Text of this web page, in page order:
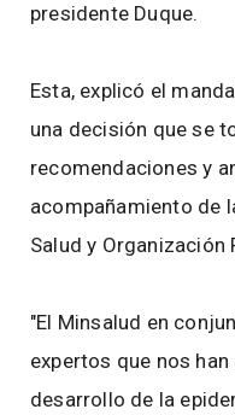
presidente Duque.
Esta, explicó el
una decisión que se
recomendaciones y
acompañamiento de
Salud y Organización
"El Minsalud en
expertos que nos
desarrollo de la